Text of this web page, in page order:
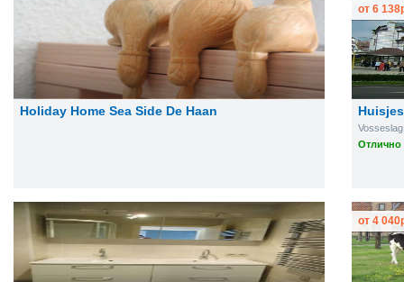
Holiday Home Sea Side De Haan
Отлично
от 6 138
от 4 040